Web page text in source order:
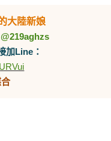
大陸新娘
@219aghzs
加Line：